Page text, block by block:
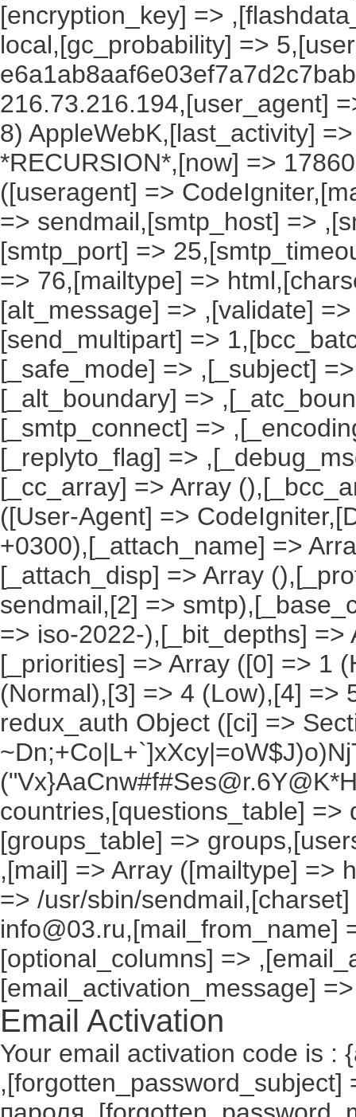
[encryption_key] =>
local,[gc_probability] =>
216.73.216.194,[user_agent]
8) AppleWebK,[last_activity]
*RECURSION*,[now] =>
([useragent] =>
=> sendmail,[smtp_host] =>
[smtp_port] =>
=> 76,[mailtype] =>
[alt_message] => ,[validate]
[send_multipart] =>
[_safe_mode] => ,[_subject]
[_alt_boundary] =>
[_smtp_connect] =>
[_replyto_flag] =>
[_cc_array] => Array
([User-Agent] =>
+0300),[_attach_name] =>
[_attach_disp] => Array
sendmail,[2] =>
=> iso-2022-),[_bit_depths]
[_priorities] => Array ([0] => 1
(Normal),[3] => 4 (Low),[4] =>
redux_auth Object ([ci] =>
countries,[questions_table]
[groups_table] =>
,[mail] => Array ([mailtype] =>
=> /usr/sbin/
info@03.ru,[mail_from_name]
[optional_columns] =>
[email_activation_message] =>
Email Activation
Your email activation code is :
,[forgotten_password_subject]